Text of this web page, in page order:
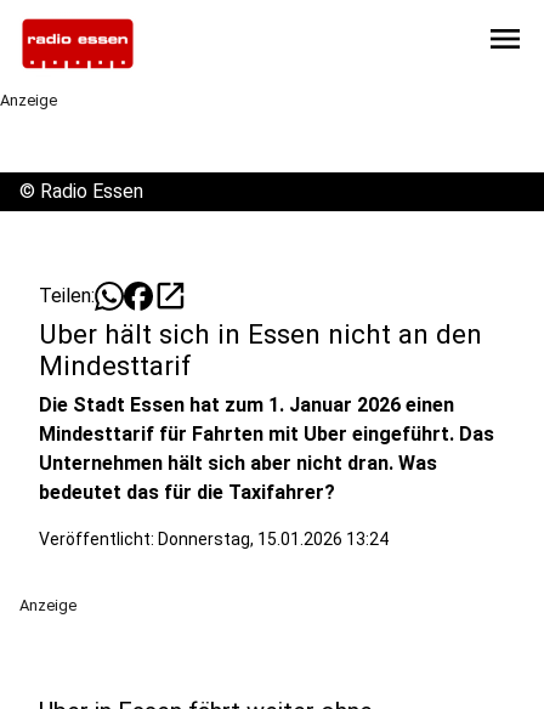
menu
Anzeige
© Radio Essen
Teilen: open_in_new
Uber hält sich in Essen nicht an den
Mindesttarif
Die Stadt Essen hat zum 1. Januar 2026 einen
Mindesttarif für Fahrten mit Uber eingeführt. Das
Unternehmen hält sich aber nicht dran. Was
bedeutet das für die Taxifahrer?
Veröffentlicht: Donnerstag, 15.01.2026 13:24
Anzeige